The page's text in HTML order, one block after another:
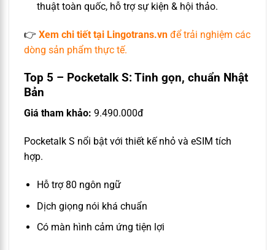
thuật toàn quốc, hỗ trợ sự kiện & hội thảo.
👉 Xem chi tiết tại Lingotrans.vn để trải nghiệm các
dòng sản phẩm thực tế.
Top 5 – Pocketalk S: Tinh gọn, chuẩn Nhật
Bản
Giá tham khảo: 9.490.000đ
Pocketalk S nổi bật với thiết kế nhỏ và eSIM tích
hợp.
Hỗ trợ 80 ngôn ngữ
Dịch giọng nói khá chuẩn
Có màn hình cảm ứng tiện lợi